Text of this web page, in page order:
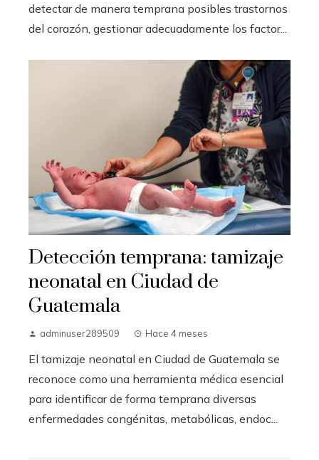
detectar de manera temprana posibles trastornos
del corazón, gestionar adecuadamente los factor...
Detección temprana: tamizaje
neonatal en Ciudad de
Guatemala
adminuser289509 Hace 4 meses
El tamizaje neonatal en Ciudad de Guatemala se
reconoce como una herramienta médica esencial
para identificar de forma temprana diversas
enfermedades congénitas, metabólicas, endoc...